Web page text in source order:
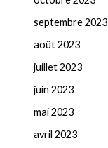
septembre 2023
août 2023
juillet 2023
juin 2023
mai 2023
avril 2023